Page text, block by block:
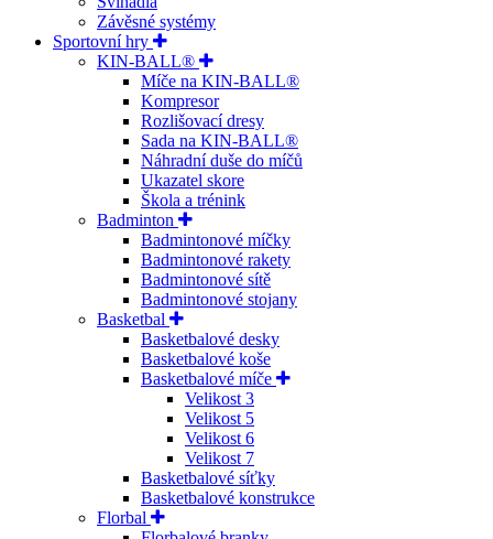
Závěsné systémy
Sportovní hry
KIN-BALL®
Míče na KIN-BALL®
Kompresor
Rozlišovací dresy
Sada na KIN-BALL®
Náhradní duše do míčů
Ukazatel skore
Škola a trénink
Badminton
Badmintonové míčky
Badmintonové rakety
Badmintonové sítě
Badmintonové stojany
Basketbal
Basketbalové desky
Basketbalové koše
Basketbalové míče
Velikost 3
Velikost 5
Velikost 6
Velikost 7
Basketbalové síťky
Basketbalové konstrukce
Florbal